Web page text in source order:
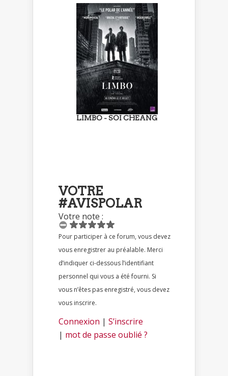
LIMBO - SOI CHEANG
VOTRE
#AVISPOLAR
Votre note :
Pour participer à ce forum, vous devez
vous enregistrer au préalable. Merci
d’indiquer ci-dessous l’identifiant
personnel qui vous a été fourni. Si
vous n’êtes pas enregistré, vous devez
vous inscrire.
Connexion | S’inscrire
| mot de passe oublié ?